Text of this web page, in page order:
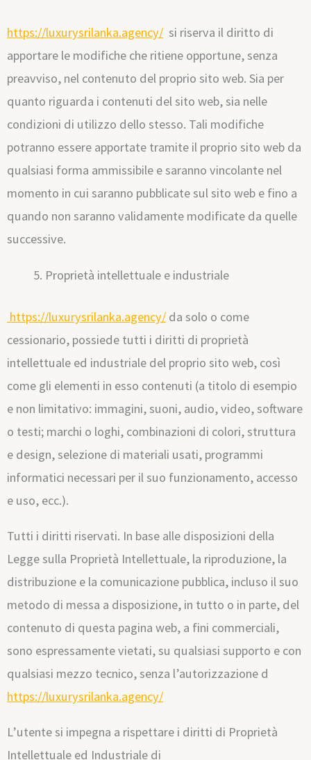
https://luxurysrilanka.agency/ si riserva il diritto di
apportare le modifiche che ritiene opportune, senza
preavviso, nel contenuto del proprio sito web. Sia per
quanto riguarda i contenuti del sito web, sia nelle
condizioni di utilizzo dello stesso. Tali modifiche
potranno essere apportate tramite il proprio sito web da
qualsiasi forma ammissibile e saranno vincolante nel
momento in cui saranno pubblicate sul sito web e fino a
quando non saranno validamente modificate da quelle
successive.
Proprietà intellettuale e industriale
https://luxurysrilanka.agency/ da solo o come
cessionario, possiede tutti i diritti di proprietà
intellettuale ed industriale del proprio sito web, così
come gli elementi in esso contenuti (a titolo di esempio
e non limitativo: immagini, suoni, audio, video, software
o testi; marchi o loghi, combinazioni di colori, struttura
e design, selezione di materiali usati, programmi
informatici necessari per il suo funzionamento, accesso
e uso, ecc.).
Tutti i diritti riservati. In base alle disposizioni della
Legge sulla Proprietà Intellettuale, la riproduzione, la
distribuzione e la comunicazione pubblica, incluso il suo
metodo di messa a disposizione, in tutto o in parte, del
contenuto di questa pagina web, a fini commerciali,
sono espressamente vietati, su qualsiasi supporto e con
qualsiasi mezzo tecnico, senza l’autorizzazione d
https://luxurysrilanka.agency/
L’utente si impegna a rispettare i diritti di Proprietà
Intellettuale ed Industriale di